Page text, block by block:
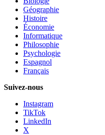
Géographie
Histoire
Économie
Informatique
Philosophie
Psychologie
Espagnol
Français
Suivez-nous
Instagram
TikTok
LinkedIn
X